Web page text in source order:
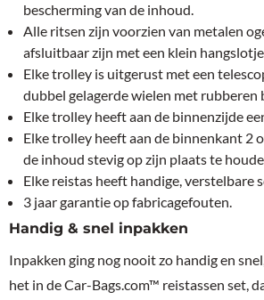
bescherming van de inhoud.
Alle ritsen zijn voorzien van metalen
afsluitbaar zijn met een klein
Elke trolley is uitgerust met een
dubbel gelagerde wielen met rubberen
Elke trolley heeft aan de binnenzijde
Elke trolley heeft aan de binnenkant 2
de inhoud stevig op zijn plaats te
Elke reistas heeft handige, verstelbare
3 jaar garantie op fabricagefouten.
Handig & snel inpakken
Inpakken ging nog nooit zo handig en
het in de Car-Bags.com™ reistassen set,